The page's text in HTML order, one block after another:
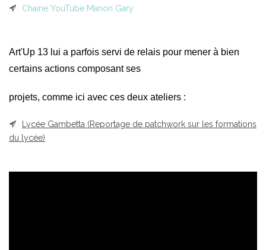
Chaine YouTube Manon Gary
Art'Up 13 lui a parfois servi de relais pour mener à bien
certains actions composant ses
projets, comme ici avec ces deux ateliers :
Lycée Gambetta (Reportage de patchwork sur les formations
du lycée)